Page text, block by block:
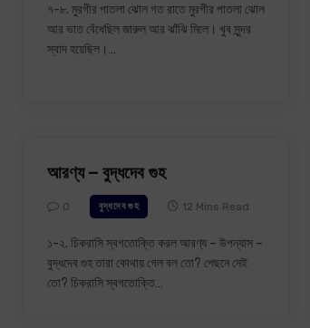
৭-৮. মুরগীর পাতলা ঝোল গত রাতে মুরগীর পাতলা ঝোল
আর ভাত বেঁধেছিল জারুল আর ঝাঁঝি মিলে। খুব সুন্দর
স্বাদ হয়েছিল।…
আরণ্য – বুদ্ধদেব গুহ
0 বুদ্ধদেব গুহ 12 Mins Read
১-২. চিকরাসি স্বগতোক্তি করল আরণ্য – উপন্যাস –
বুদ্ধদেব গুহ তারা কোথায় গেল বল তো? পেছনে নেই
তো? চিকরাসি স্বগতোক্তি…